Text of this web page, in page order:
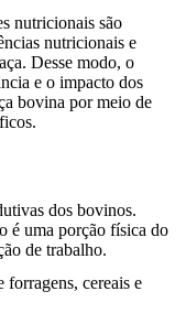
nutricionais são
nutricionais e
Desse modo, o
e o impacto dos
bovina por meio de
dos bovinos.
é uma porção física do
de trabalho.
forragens, cereais e